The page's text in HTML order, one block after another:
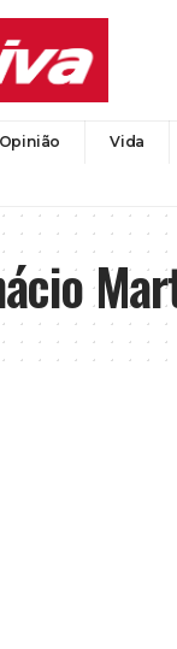
Opinião Vida